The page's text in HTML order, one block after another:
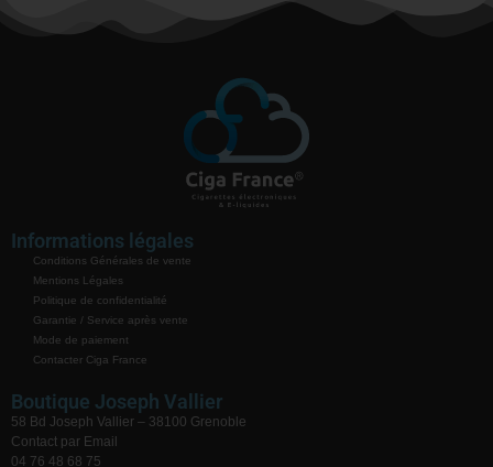
Informations légales
Conditions Générales de vente
Mentions Légales
Politique de confidentialité
Garantie / Service après vente
Mode de paiement
Contacter Ciga France
Boutique Joseph Vallier
58 Bd Joseph Vallier – 38100 Grenoble
Contact par Email
04 76 48 68 75